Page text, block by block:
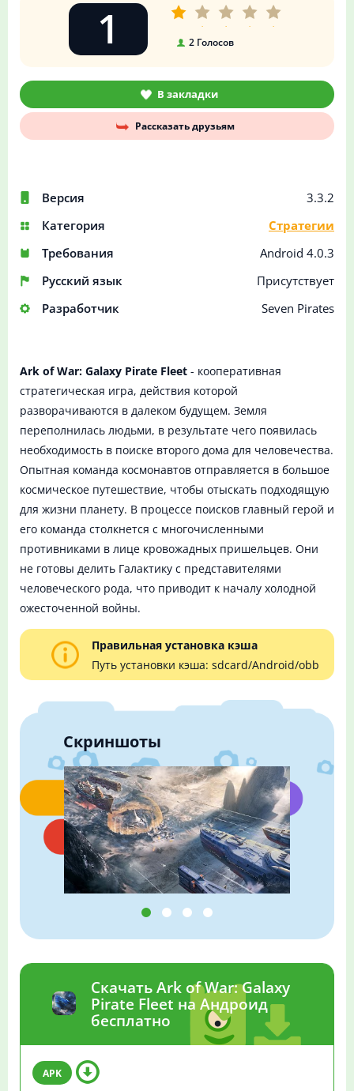
Версия
3.3.2
Категория
Стратегии
Требования
Android 4.0.3
Русский язык
Присутствует
Разработчик
Seven Pirates
1 2Голосов
В закладки
Рассказать друзьям
Ark of War: Galaxy Pirate Fleet - кооперативная
стратегическая игра, действия которой
разворачиваются в далеком будущем. Земля
переполнилась людьми, в результате чего появилась
необходимость в поиске второго дома для человечества.
Опытная команда космонавтов отправляется в большое
космическое путешествие, чтобы отыскать подходящую
для жизни планету. В процессе поисков главный герой и
его команда столкнется с многочисленными
противниками в лице кровожадных пришельцев. Они
не готовы делить Галактику с представителями
человеческого рода, что приводит к началу холодной
ожесточенной войны.
Правильная установка кэша
Путь установки кэша: sdcard/Android/obb
Скриншоты
Скачать Ark of War: Galaxy
Pirate Fleet на Андроид
бесплатно